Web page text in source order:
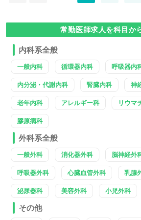
常勤医師求人を科目か
内科系全般
一般内科 循環器内科 呼吸器内
内分泌・代謝内科 腎臓内科 神
老年内科 アレルギー科 リウマ
膠原病科
外科系全般
一般外科 消化器外科 脳神経外
呼吸器外科 心臓血管外科 乳腺
泌尿器科 美容外科 小児外科
その他